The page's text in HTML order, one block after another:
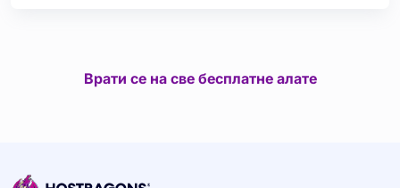
Врати се на све бесплатне алате